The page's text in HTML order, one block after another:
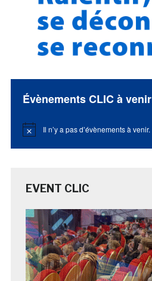
Évènements CLIC à venir
Notice Il n’y a pas d’évènements à venir.
EVENT CLIC